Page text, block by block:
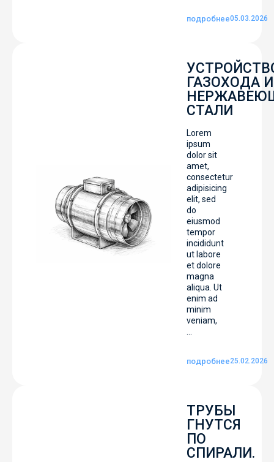
подробнее05.03.2026
ГАЗОХОДА
СТАЛИ
Lorem
ipsum
dolor sit
amet,
consectetur
adipisicing
elit, sed
do
eiusmod
tempor
incididunt
ut labore
et dolore
magna
aliqua. Ut
enim ad
minim
veniam,
подробнее25.02.2026
ТРУБЫ
ГНУТСЯ
ПО
СПИРАЛИ.